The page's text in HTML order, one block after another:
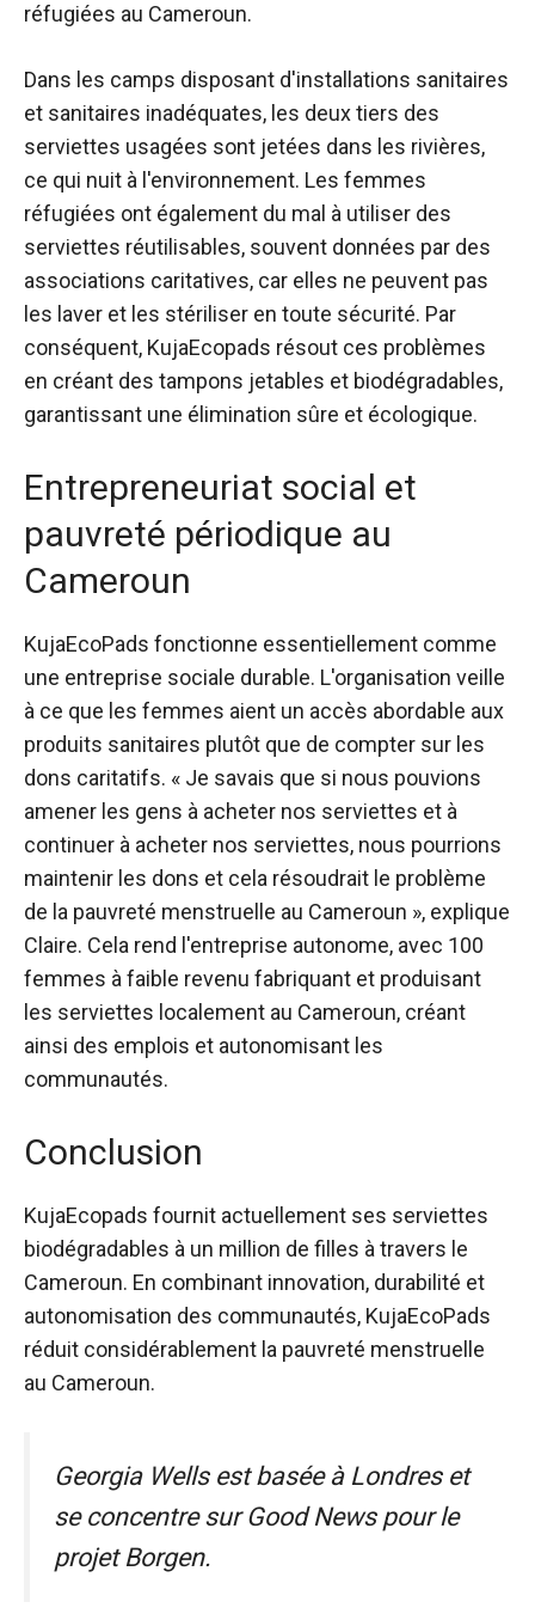
réfugiées au Cameroun.
Dans les camps disposant d'installations sanitaires
et sanitaires inadéquates, les deux tiers des
serviettes usagées sont jetées dans les rivières,
ce qui nuit à l'environnement. Les femmes
réfugiées ont également du mal à utiliser des
serviettes réutilisables, souvent données par des
associations caritatives, car elles ne peuvent pas
les laver et les stériliser en toute sécurité. Par
conséquent, KujaEcopads résout ces problèmes
en créant des tampons jetables et biodégradables,
garantissant une élimination sûre et écologique.
Entrepreneuriat social et
pauvreté périodique au
Cameroun
KujaEcoPads fonctionne essentiellement comme
une entreprise sociale durable. L'organisation veille
à ce que les femmes aient un accès abordable aux
produits sanitaires plutôt que de compter sur les
dons caritatifs. « Je savais que si nous pouvions
amener les gens à acheter nos serviettes et à
continuer à acheter nos serviettes, nous pourrions
maintenir les dons et cela résoudrait le problème
de la pauvreté menstruelle au Cameroun », explique
Claire. Cela rend l'entreprise autonome, avec 100
femmes à faible revenu fabriquant et produisant
les serviettes localement au Cameroun, créant
ainsi des emplois et autonomisant les
communautés.
Conclusion
KujaEcopads fournit actuellement ses serviettes
biodégradables à un million de filles à travers le
Cameroun. En combinant innovation, durabilité et
autonomisation des communautés, KujaEcoPads
réduit considérablement la pauvreté menstruelle
au Cameroun.
Georgia Wells est basée à Londres et
se concentre sur Good News pour le
projet Borgen.